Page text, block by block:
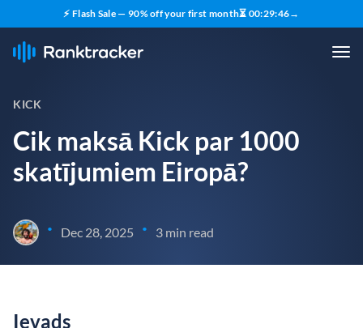
⚡ Flash Sale — 90% off your first month⏳ 00:29:45→
KICK
Cik maksā Kick par 1000
skatījumiem Eiropā?
• Dec 28, 2025 • 3 min read
Ievads